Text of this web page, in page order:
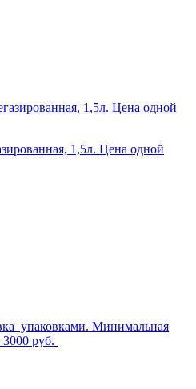
1,5л. Цена одной
упаковками. Минимальная
3000 руб.